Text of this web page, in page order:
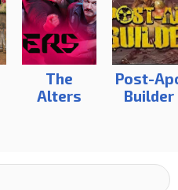
The
Alters
Post-
Builder